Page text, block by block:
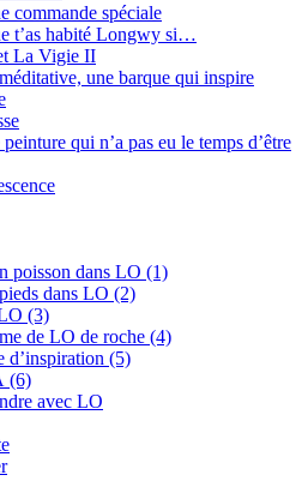
commande spéciale
t’as habité Longwy si…
La Vigie II
une barque qui inspire
qui n’a pas eu le temps d’être
poisson dans LO (1)
dans LO (2)
(3)
de LO de roche (4)
d’inspiration (5)
(6)
avec LO